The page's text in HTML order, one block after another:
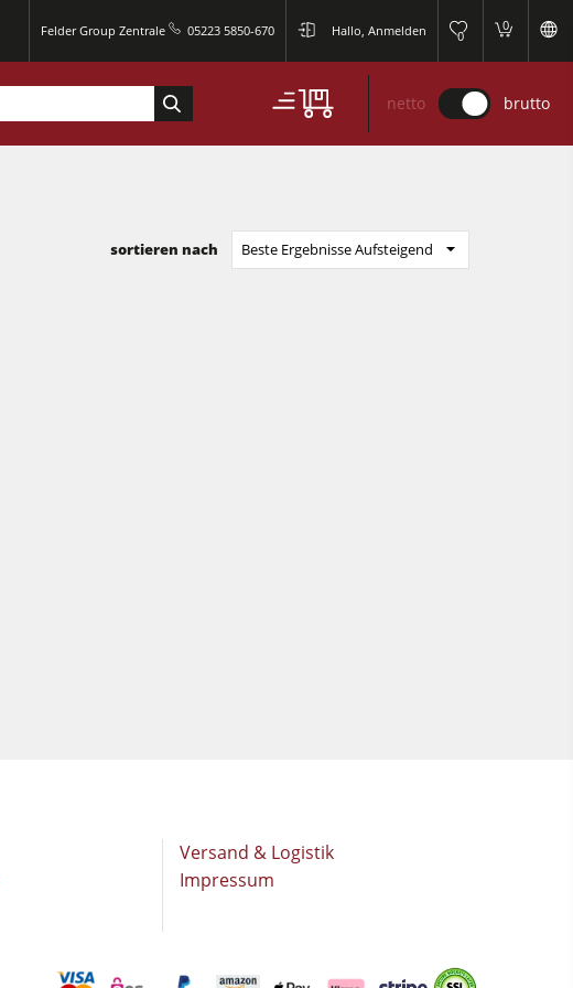
Felder Group Zentrale 05223 5850-670 Hallo, Anmelden 0
0
netto brutto
sortieren nach Beste Ergebnisse Aufsteigend
Versand & Logistik
Impressum